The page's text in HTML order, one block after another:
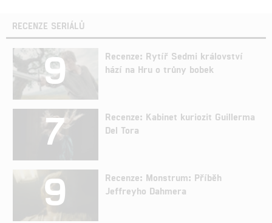
RECENZE SERIÁLŮ
9
Recenze: Rytíř Sedmi království
hází na Hru o trůny bobek
7
Recenze: Kabinet kuriozit Guillerma
Del Tora
9
Recenze: Monstrum: Příběh
Jeffreyho Dahmera